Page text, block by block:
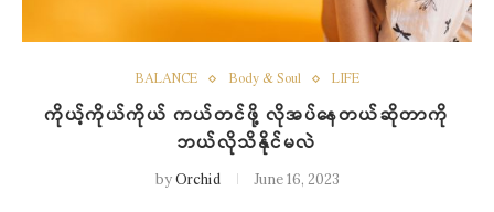
BALANCE Body & Soul LIFE
ကိုယ့်ကိုယ်ကိုယ် ကယ်တင်ဖို့ လိုအပ်နေတယ်ဆိုတာကို
ဘယ်လိုသိနိုင်မလဲ
byOrchid June 16, 2023